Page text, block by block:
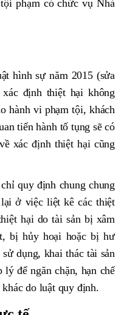
phạm có chức vụ Nhà
hình sự năm 2015 (sửa
định thiệt hại không
hành vi phạm tội, khách
tiến hành tố tụng sẽ có
xác định thiệt hại cũng
quy định chung chung
ở việc liệt kê các thiệt
hại do tài sản bị xâm
bị hủy hoại hoặc bị hư
dụng, khai thác tài sản
để ngăn chặn, hạn chế
do luật quy định.